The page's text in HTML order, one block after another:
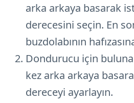
arka arkaya basarak
derecesini seçin. En
buzdolabının
Dondurucu için
kez arka arkaya
dereceyi ayarlayın.